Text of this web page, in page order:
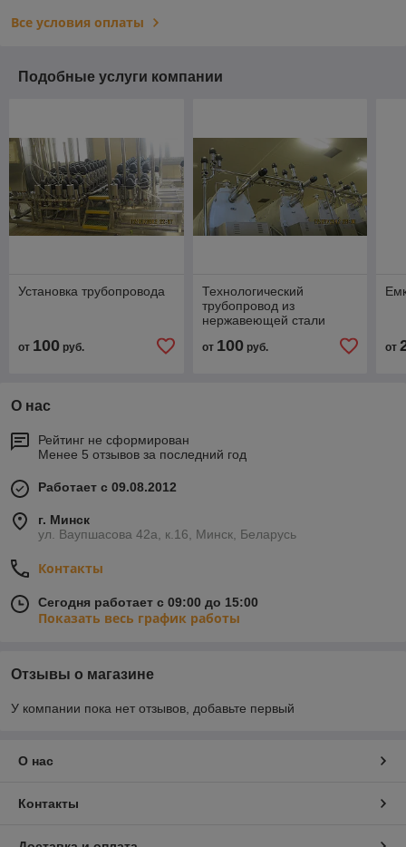
Все условия оплаты
Подобные услуги компании
Установка трубопровода
от 100 руб.
Технологический
трубопровод из
нержавеющей стали
от 100руб. от
О нас
Рейтинг не сформирован
Менее 5 отзывов за последний год
Работает с 09.08.2012
г. Минск
ул. Ваупшасова 42а, к.16, Минск, Беларусь
Контакты
Сегодня работает с 09:00 до 15:00
Показать весь график работы
Отзывы о магазине
У компании пока нет отзывов, добавьте первый
О нас
Контакты